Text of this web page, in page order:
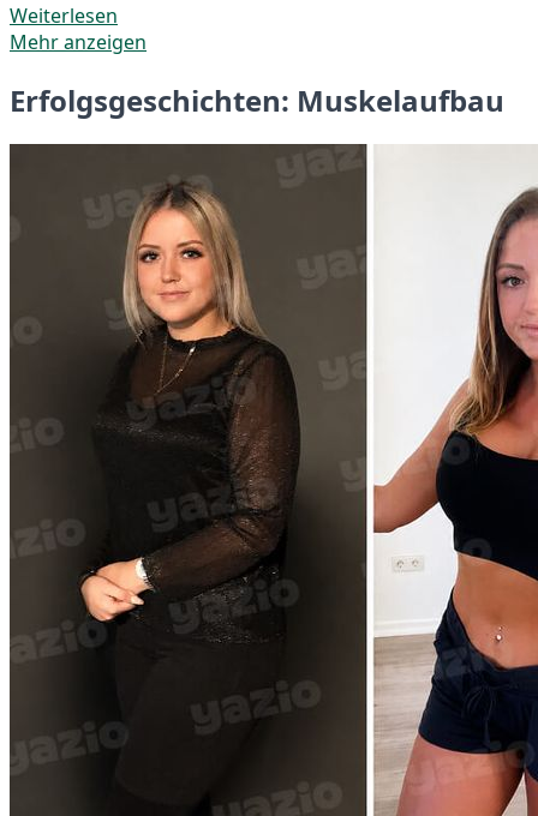
Weiterlesen
Mehr anzeigen
Erfolgsgeschichten: Muskelaufbau